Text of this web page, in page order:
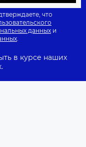
что
данных и
в курсе наших